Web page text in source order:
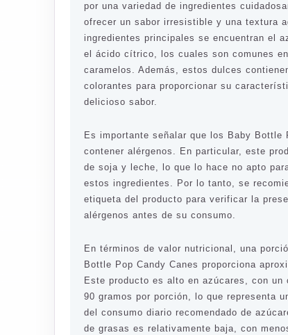
por una variedad de ingredientes
ofrecer un sabor irresistible y una textura
ingredientes principales se encuentran el
el ácido cítrico, los cuales son comunes
caramelos. Además, estos dulces
colorantes para proporcionar su
delicioso sabor.
Es importante señalar que los Baby Bottle
contener alérgenos. En particular, este
de soja y leche, lo que lo hace no apto
estos ingredientes. Por lo tanto, se
etiqueta del producto para verificar la
alérgenos antes de su consumo.
En términos de valor nutricional, una
Bottle Pop Candy Canes proporciona
Este producto es alto en azúcares, con un
90 gramos por porción, lo que representa
del consumo diario recomendado de
de grasas es relativamente baja, con